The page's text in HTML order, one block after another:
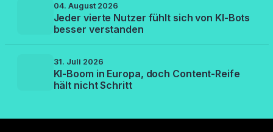
04. August 2026
Jeder vierte Nutzer fühlt sich von KI-Bots
besser verstanden
31. Juli 2026
KI-Boom in Europa, doch Content-Reife
hält nicht Schritt